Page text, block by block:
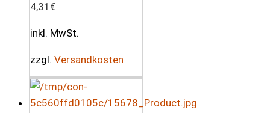
4,31 €
inkl. MwSt.
zzgl. Versandkosten